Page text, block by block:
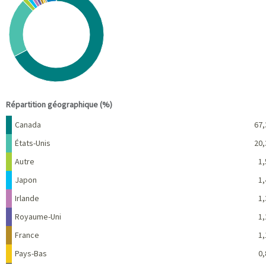
Pie chart with 10 slices.
View as data table, Chart
Répartition géographique (%)
Nom
Pourcentage
Canada
États-Unis
Autre
Japon
Irlande
Royaume-Uni
France
Pays-Bas